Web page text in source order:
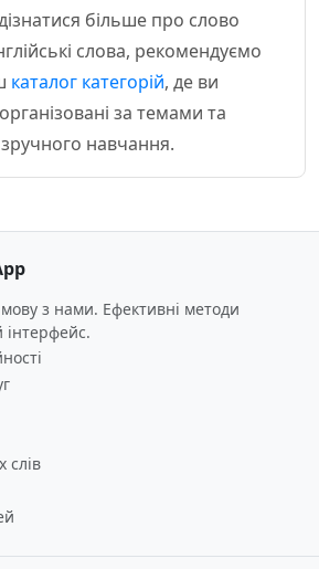
більше про слово
слова, рекомендуємо
каталог категорій, де ви
за темами та
навчання.
з нами. Ефективні методи
слів